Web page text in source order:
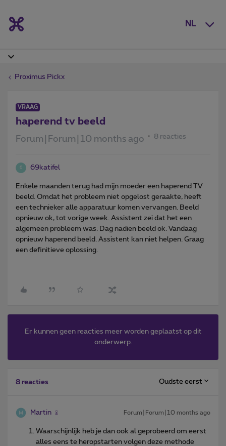
NL
Proximus Pickx
VRAAG
haperend tv beeld
Forum|Forum|10 months ago 8 reacties
6 69katifel
Enkele maanden terug had mijn moeder een haperend TV
beeld. Omdat het probleem niet opgelost geraakte, heeft
een technieker alle apparatuur komen vervangen. Beeld
opnieuw ok, tot vorige week. Assistent zei dat het een
algemeen probleem was. Dag nadien beeld ok. Vandaag
opnieuw haperend beeld. Assistent kan niet helpen. Graag
een definitieve oplossing.
Er kunnen geen reacties meer worden geplaatst op dit
onderwerp.
8 reacties Oudste eerst
Martin Forum|Forum|10 months ago
Waarschijnlijk heb je dan ook al geprobeerd om eerst
alles eens te heropstarten volgen deze methode